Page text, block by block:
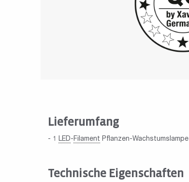
Lieferumfang
- 1 LED- Filament Pflanzen-Wachstumslampe
Technische Eigenschaften